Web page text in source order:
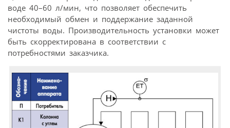
воде 40–60 л/мин, что позволяет обеспечить
необходимый обмен и поддержание заданной
чистоты воды. Производительность установки может
быть скорректирована в соответствии с
потребностями заказчика.